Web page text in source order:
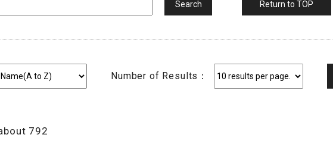
Number of Results：
792